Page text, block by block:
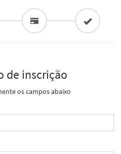
de inscrição
os campos abaixo